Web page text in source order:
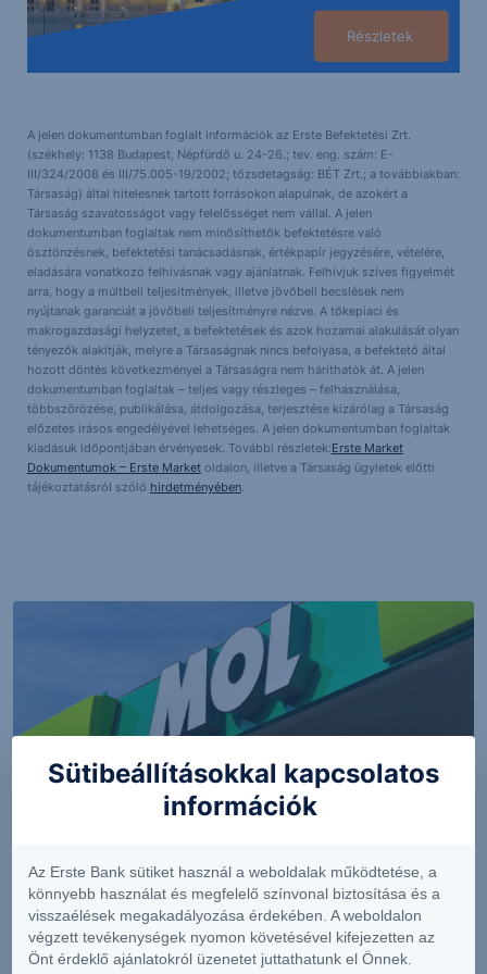
Részletek
A jelen dokumentumban foglalt információk az Erste Befektetési Zrt.
(székhely: 1138 Budapest, Népfürdő u. 24-26.; tev. eng. szám: E-
III/324/2008 és III/75.005-19/2002; tőzsdetagság: BÉT Zrt.; a továbbiakban:
Társaság) által hitelesnek tartott forrásokon alapulnak, de azokért a
Társaság szavatosságot vagy felelősséget nem vállal. A jelen
dokumentumban foglaltak nem minősíthetők befektetésre való
ösztönzésnek, befektetési tanácsadásnak, értékpapír jegyzésére, vételére,
eladására vonatkozó felhívásnak vagy ajánlatnak. Felhívjuk szíves figyelmét
arra, hogy a múltbeli teljesítmények, illetve jövőbeli becslések nem
nyújtanak garanciát a jövőbeli teljesítményre nézve. A tőkepiaci és
makrogazdasági helyzetet, a befektetések és azok hozamai alakulását olyan
tényezők alakítják, melyre a Társaságnak nincs befolyása, a befektető által
hozott döntés következményei a Társaságra nem háríthatók át. A jelen
dokumentumban foglaltak – teljes vagy részleges – felhasználása,
többszörözése, publikálása, átdolgozása, terjesztése kizárólag a Társaság
előzetes írásos engedélyével lehetséges. A jelen dokumentumban foglaltak
kiadásuk időpontjában érvényesek. További részletek:Erste Market
Dokumentumok – Erste Marketoldalon, illetve a Társaság ügyletek előtti
tájékoztatásról szóló hirdetményében.
Erős lett a MOL második negyedéve
Sütibeállításokkal kapcsolatos
információk
Az Erste Bank sütiket használ a weboldalak működtetése, a
könnyebb használat és megfelelő színvonal biztosítása és a
visszaélések megakadályozása érdekében. A weboldalon
végzett tevékenységek nyomon követésével kifejezetten az
Önt érdeklő ajánlatokról üzenetet juttathatunk el Önnek.